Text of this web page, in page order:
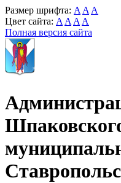
Размер шрифта: A A A
Цвет сайта: A A A A
Полная версия сайта